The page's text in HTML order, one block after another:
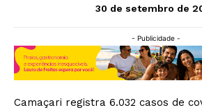
30 de setembro de
- Publicidade -
Camaçari registra 6.032 casos de